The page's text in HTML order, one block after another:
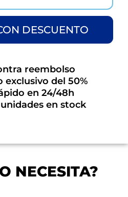
DESCUENTO
reembolso
exclusivo del 50%
en 24/48h
en stock
NECESITA?